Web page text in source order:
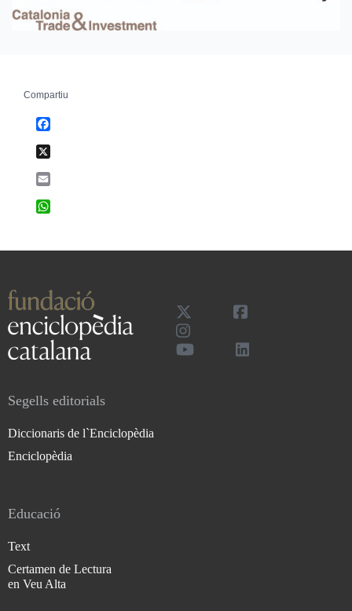
Compartiu
Segells editorials
Diccionaris de l`Enciclopèdia
Enciclopèdia
Educació
Text
Certamen de Lectura
en Veu Alta